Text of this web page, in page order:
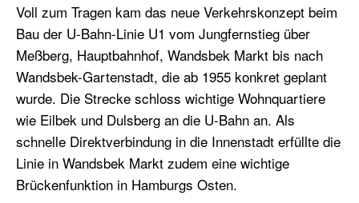
Voll zum Tragen kam das neue Verkehrskonzept beim
Bau der U-Bahn-Linie U1 vom Jungfernstieg über
Meßberg, Hauptbahnhof, Wandsbek Markt bis nach
Wandsbek-Gartenstadt, die ab 1955 konkret geplant
wurde. Die Strecke schloss wichtige Wohnquartiere
wie Eilbek und Dulsberg an die U-Bahn an. Als
schnelle Direktverbindung in die Innenstadt erfüllte die
Linie in Wandsbek Markt zudem eine wichtige
Brückenfunktion in Hamburgs Osten.